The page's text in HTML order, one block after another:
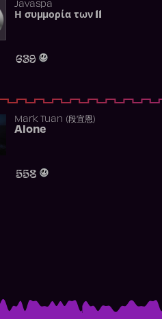
Javaspa
Η συμμορία των 11
639
Mark Tuan (段宜恩)
Alone
558